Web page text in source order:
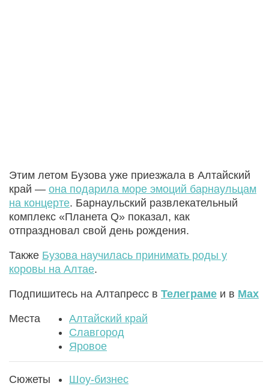
Этим летом Бузова уже приезжала в Алтайский
край — она подарила море эмоций барнаульцам
на концерте. Барнаульский развлекательный
комплекс «Планета Q» показал, как
отпраздновал свой день рождения.
Также Бузова научилась принимать роды у
коровы на Алтае.
Подпишитесь на Алтапресс в Телеграме и в Max
Места
Алтайский край
Славгород
Яровое
Сюжеты Шоу-бизнес